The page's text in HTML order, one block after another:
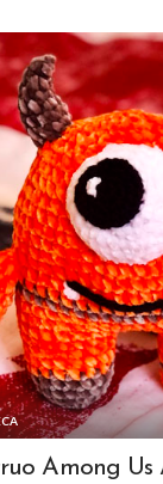
Among Us